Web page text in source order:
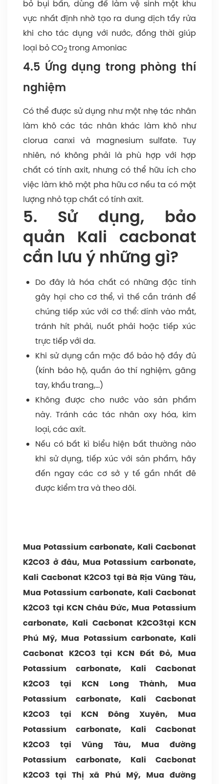
bỏ bụi bẩn, dùng để làm vệ sinh một khu
vực nhất định nhờ tạo ra dung dịch tẩy rửa
khi cho tác dụng với nước, đồng thời giúp
loại bỏ CO2 trong Amoniac
4.5 Ứng dụng trong phòng thí
nghiệm
Có thể được sử dụng như một nhẹ tác nhân
làm khô các tác nhân khác làm khô như
clorua canxi và magnesium sulfate. Tuy
nhiên, nó không phải là phù hợp với hợp
chất có tính axit, nhưng có thể hữu ích cho
việc làm khô một pha hữu cơ nếu ta có một
lượng nhỏ tạp chất có tính axit.
5. Sử dụng, bảo
quản Kali cacbonat
cần lưu ý những gì?
Do đây là hóa chất có những đặc tính
gây hại cho cơ thể, vì thế cần tránh để
chúng tiếp xúc với cơ thể: dính vào mắt,
tránh hít phải, nuốt phải hoặc tiếp xúc
trực tiếp với da.
Khi sử dụng cần mặc đồ bảo hộ đầy đủ
(kính bảo hộ, quần áo thí nghiệm, găng
tay, khẩu trang,…)
Không được cho nước vào sản phẩm
này. Tránh các tác nhân oxy hóa, kim
loại, các axít.
Nếu có bất kì biểu hiện bất thường nào
khi sử dụng, tiếp xúc với sản phẩm, hãy
đến ngay các cơ sở y tế gần nhất đê
được kiểm tra và theo dõi.
Mua Potassium carbonate, Kali Cacbonat
K2CO3 ở đâu, Mua Potassium carbonate,
Kali Cacbonat K2CO3 tại Bà Rịa Vũng Tàu,
Mua Potassium carbonate, Kali Cacbonat
K2CO3 tại KCN Châu Đức, Mua Potassium
carbonate, Kali Cacbonat K2CO3tại KCN
Phú Mỹ, Mua Potassium carbonate, Kali
Cacbonat K2CO3 tại KCN Đất Đỏ, Mua
Potassium carbonate, Kali Cacbonat
K2CO3 tại KCN Long Thành, Mua
Potassium carbonate, Kali Cacbonat
K2CO3 tại KCN Đông Xuyên, Mua
Potassium carbonate, Kali Cacbonat
K2CO3 tại Vũng Tàu, Mua đường
Potassium carbonate, Kali Cacbonat
K2CO3 tại Thị xã Phú Mỹ, Mua đường